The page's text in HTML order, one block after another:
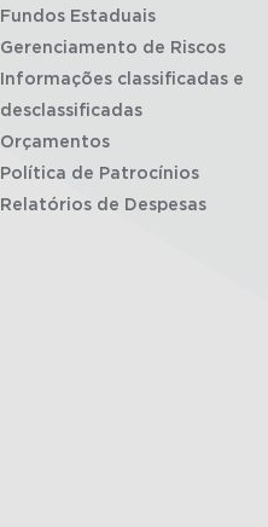
Fundos Estaduais
Gerenciamento de Riscos
Informações classificadas e
desclassificadas
Orçamentos
Política de Patrocínios
Relatórios de Despesas